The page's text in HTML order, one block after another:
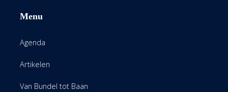
Menu
Agenda
Artikelen
Van Bundel tot Baan